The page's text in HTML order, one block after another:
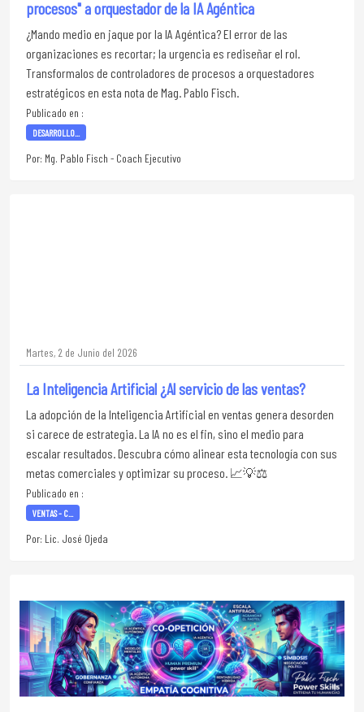
procesos" a orquestador de la IA Agéntica
¿Mando medio en jaque por la IA Agéntica? El error de las
organizaciones es recortar; la urgencia es rediseñar el rol.
Transformalos de controladores de procesos a orquestadores
estratégicos en esta nota de Mag. Pablo Fisch.
Publicado en :
DESARROLLO...
Por: Mg. Pablo Fisch - Coach Ejecutivo
Martes, 2 de Junio del 2026
La Inteligencia Artificial ¿Al servicio de las ventas?
La adopción de la Inteligencia Artificial en ventas genera desorden
si carece de estrategia. La IA no es el fin, sino el medio para
escalar resultados. Descubra cómo alinear esta tecnología con sus
metas comerciales y optimizar su proceso. 📈💡⚖️
Publicado en :
VENTAS - C...
Por: Lic. José Ojeda